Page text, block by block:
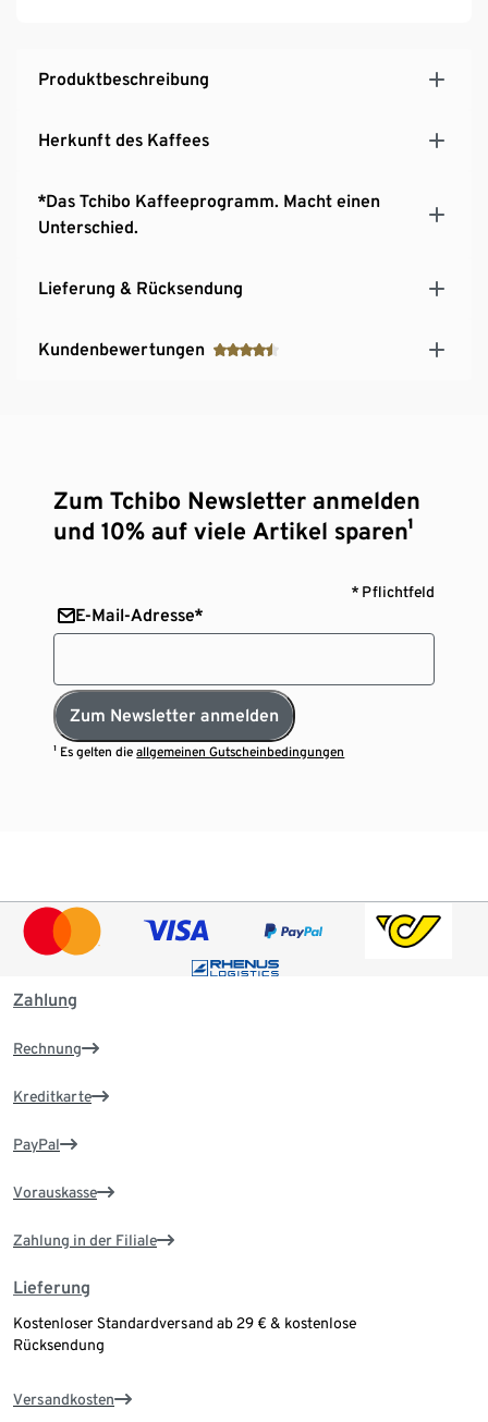
Produktbeschreibung
Herkunft des Kaffees
*Das Tchibo Kaffeeprogramm. Macht einen
Unterschied.
Lieferung & Rücksendung
Kundenbewertungen
Zum Tchibo Newsletter anmelden
und 10% auf viele Artikel sparen¹
* Pflichtfeld
E-Mail-Adresse*
Zum Newsletter anmelden
¹ Es gelten dieallgemeinen Gutscheinbedingungen
Zahlung
Rechnung
Kreditkarte
PayPal
Vorauskasse
Zahlung in der Filiale
Lieferung
Kostenloser Standardversand ab 29 € & kostenlose
Rücksendung
Versandkosten